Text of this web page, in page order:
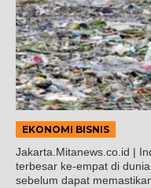
EKONOMI BISNIS
Jakarta.Mitanews.co.id |
terbesar ke-empat di
sebelum dapat